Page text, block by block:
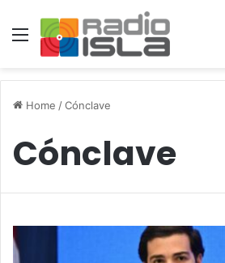
Menu
Home /Cónclave
Cónclave